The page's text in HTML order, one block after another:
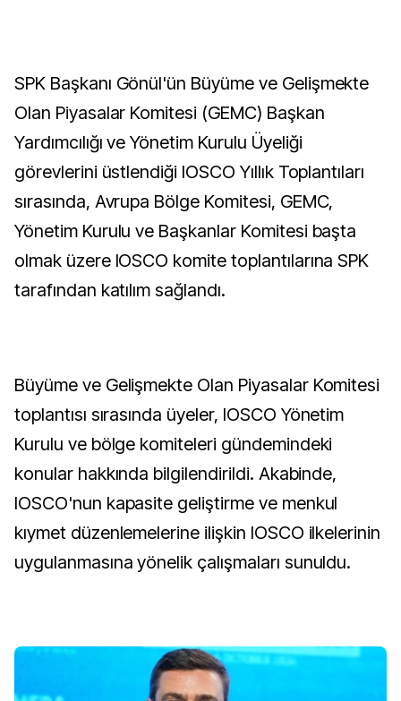
SPK Başkanı Gönül'ün Büyüme ve Gelişmekte
Olan Piyasalar Komitesi (GEMC) Başkan
Yardımcılığı ve Yönetim Kurulu Üyeliği
görevlerini üstlendiği IOSCO Yıllık Toplantıları
sırasında, Avrupa Bölge Komitesi, GEMC,
Yönetim Kurulu ve Başkanlar Komitesi başta
olmak üzere IOSCO komite toplantılarına SPK
tarafından katılım sağlandı.
Büyüme ve Gelişmekte Olan Piyasalar Komitesi
toplantısı sırasında üyeler, IOSCO Yönetim
Kurulu ve bölge komiteleri gündemindeki
konular hakkında bilgilendirildi. Akabinde,
IOSCO'nun kapasite geliştirme ve menkul
kıymet düzenlemelerine ilişkin IOSCO ilkelerinin
uygulanmasına yönelik çalışmaları sunuldu.